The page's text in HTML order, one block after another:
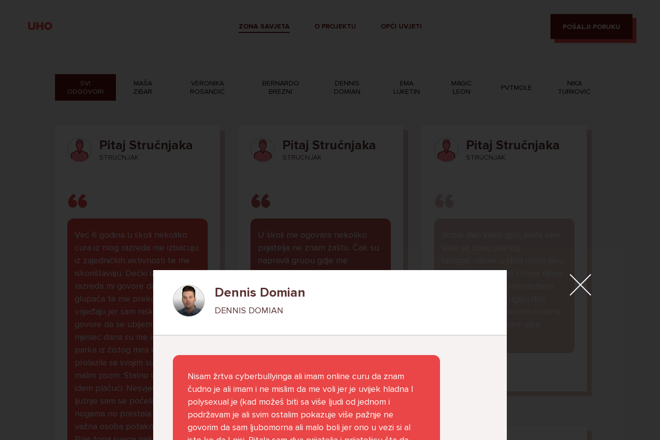
UHO ZONA SAVJETA O PROJEKTU OPĆI UVJETI POŠALJI PORUKU
SVI
ODGOVORI
MAŠA
ZIBAR
VERONIKA
ROSANDIĆ
BERNARDO
BREZNI
DENNIS
DOMIAN
EMA
LUKETIN
MAGIC
LEON
PVTMOLE
NIKA
TURKOVIĆ
Pitaj Stručnjaka
STRUCNJAK
Već 6 godina u školi nekoliko
cura iz mog razreda me izbacuju
iz zajedničkih aktivnosti te me
iskorištavaju. Dečki iz mojeg
razreda mi govore da sam
glupača te me preko discorda
vrijeđaju jer sam niska te mi
govore da se ubijem. Prije
mjesec dana su me istukli kod
parka iz čistog mira dok sam
prolazila sa svojim susjedama i
malim psom. Stalno u krevet
idem plačući. Nesvjesno te zbog
ljutnje sam se počela tući po
nogama no prestala sam jer me
važna osoba potaknula na to.
Pitaj Stručnjaka
STRUCNJAK
U školi me ogovara nekoliko
prijatelja ne znam zašto. Čak su
napravili grupu gdje me
ogovaraju. To sam saznala tako
što mi je prijateljica rekla. Više
ne želim ići u školu ali me mama i
tata tjeraju. Svaku večer kod
Pitaj Stručnjaka
Pitaj Stručnjaka
STRUCNJAK
puno problema od strane djece
zahvalna lp.
Dennis Domian
DENNIS DOMIAN
Nisam žrtva cyberbullyinga ali imam online curu da znam
čudno je ali imam i ne mislim da me voli jer je uvijek hladna I
polysexual je (kad možeš biti sa više ljudi od jednom i
podržavam je ali svim ostalim pokazuje više pažnje ne
govorim da sam ljubomorna ali malo boli jer ono u vezi si al